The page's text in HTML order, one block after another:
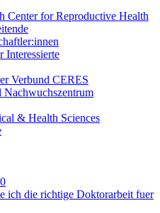
Center for Reproductive Health
Interessierte
Verbund CERES
Nachwuchszentrum
& Health Sciences
ich die richtige Doktorarbeit fuer